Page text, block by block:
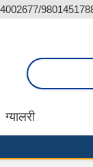
ग्यालरी